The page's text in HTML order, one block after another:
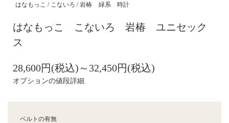
はなもっこ / こないろ / 岩椿
緑系 時計
はなもっこ こないろ 岩椿 ユニセック
ス
28,600円(税込)～32,450円(税込)
オプションの値段詳細
ベルトの有無